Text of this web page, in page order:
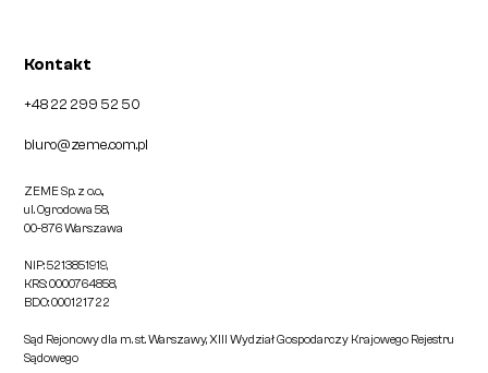
Kontakt
+48 22 299 52 50
biuro@zeme.com.pl
ZEME Sp. z o.o.,
ul. Ogrodowa 58,
00-876 Warszawa
NIP: 5213851919,
KRS: 0000764858,
BDO: 000121722
Sąd Rejonowy dla m. st. Warszawy, XIII Wydział Gospodarczy Krajowego Rejestru
Sądowego